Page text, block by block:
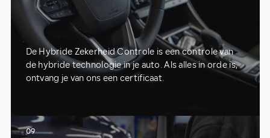
De Hybride Zekerheid Controle is een controle van
de hybride technologie in je auto. Als alles in orde is,
ontvang je van ons een certificaat.
09